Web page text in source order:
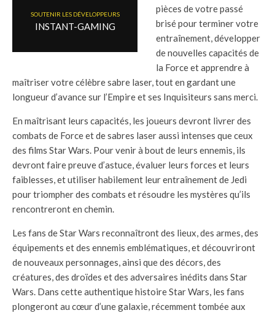
SOUTENIR LES DÉVELOPPEURS
INSTANT-GAMING
pièces de votre passé
brisé pour terminer votre
entraînement, développer
de nouvelles capacités de
la Force et apprendre à
maîtriser votre célèbre sabre laser, tout en gardant une
longueur d’avance sur l’Empire et ses Inquisiteurs sans merci.
En maîtrisant leurs capacités, les joueurs devront livrer des
combats de Force et de sabres laser aussi intenses que ceux
des films Star Wars. Pour venir à bout de leurs ennemis, ils
devront faire preuve d’astuce, évaluer leurs forces et leurs
faiblesses, et utiliser habilement leur entraînement de Jedi
pour triompher des combats et résoudre les mystères qu’ils
rencontreront en chemin.
Les fans de Star Wars reconnaîtront des lieux, des armes, des
équipements et des ennemis emblématiques, et découvriront
de nouveaux personnages, ainsi que des décors, des
créatures, des droïdes et des adversaires inédits dans Star
Wars. Dans cette authentique histoire Star Wars, les fans
plongeront au cœur d’une galaxie, récemment tombée aux